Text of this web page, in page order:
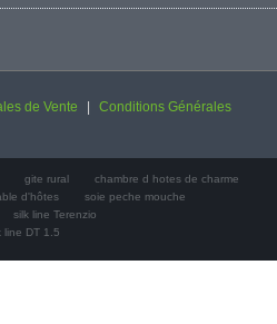
de Vente
Conditions Générales
gite rural
chambre d hotes de charme
d'hôtes
soie peche mouche
silk line Terenzio
line DT 1.5